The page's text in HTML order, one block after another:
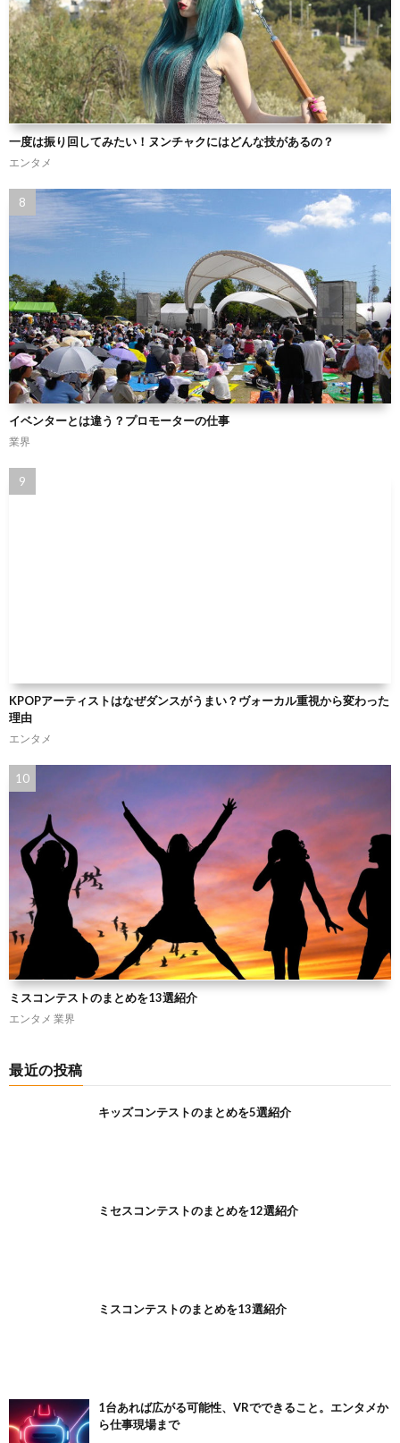
一度は振り回してみたい！ヌンチャクにはどんな技があるの？
エンタメ
イベンターとは違う？プロモーターの仕事
業界
KPOPアーティストはなぜダンスがうまい？ヴォーカル重視から変わった
理由
エンタメ
ミスコンテストのまとめを13選紹介
エンタメ 業界
最近の投稿
キッズコンテストのまとめを5選紹介
ミセスコンテストのまとめを12選紹介
ミスコンテストのまとめを13選紹介
1台あれば広がる可能性、VRでできること。エンタメか
ら仕事現場まで